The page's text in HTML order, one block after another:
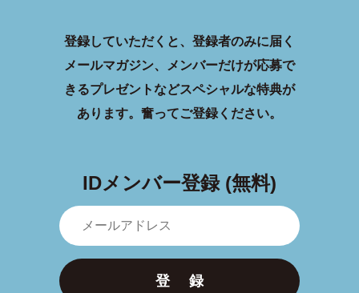
登録していただくと、登録者のみに届く
メールマガジン、メンバーだけが応募で
きるプレゼントなどスペシャルな特典が
あります。 奮ってご登録ください。
IDメンバー登録 (無料)
登 録